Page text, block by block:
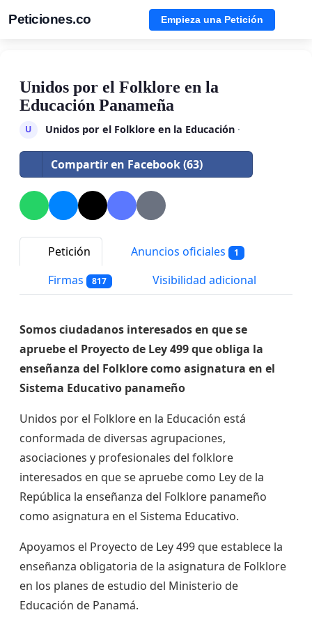
Peticiones.co Empieza una Petición
Unidos por el Folklore en la
Educación Panameña
U Unidos por el Folklore en la Educación·
Compartir en Facebook (63)
Petición Anuncios oficiales 1
Firmas 817 Visibilidad adicional
Somos ciudadanos interesados en que se
apruebe el Proyecto de Ley 499 que obliga la
enseñanza del Folklore como asignatura en el
Sistema Educativo panameño
Unidos por el Folklore en la Educación está
conformada de diversas agrupaciones,
asociaciones y profesionales del folklore
interesados en que se apruebe como Ley de la
República la enseñanza del Folklore panameño
como asignatura en el Sistema Educativo.
Apoyamos el Proyecto de Ley 499 que establece la
enseñanza obligatoria de la asignatura de Folklore
en los planes de estudio del Ministerio de
Educación de Panamá.